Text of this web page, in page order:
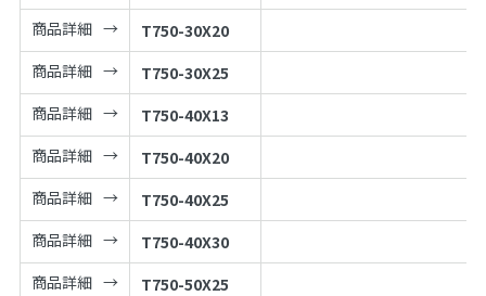
商品詳細
T750-30X20
商品詳細
T750-30X25
商品詳細
T750-40X13
商品詳細
T750-40X20
商品詳細
T750-40X25
商品詳細
T750-40X30
商品詳細
T750-50X25